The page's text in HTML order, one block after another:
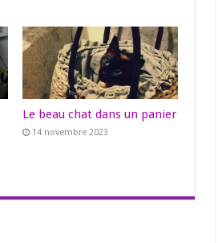
Le beau chat dans un panier
14 novembre 2023